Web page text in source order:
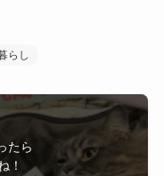
らし
たら
！